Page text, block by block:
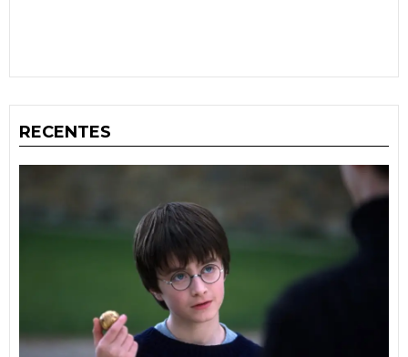
RECENTES